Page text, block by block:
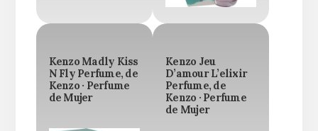
Kenzo Madly Kiss
N Fly Perfume, de
Kenzo · Perfume
de Mujer
Kenzo Jeu
D’amour L’elixir
Perfume, de
Kenzo · Perfume
de Mujer